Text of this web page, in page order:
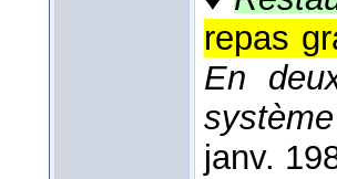
repas
En
janv.